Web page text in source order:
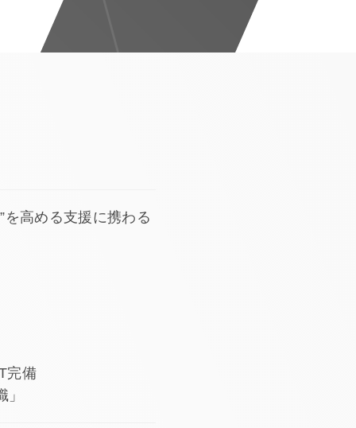
を高める支援に携わる
完備